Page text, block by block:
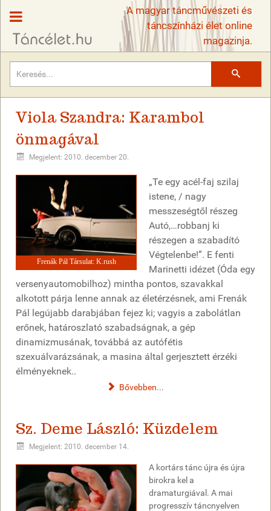
A magyar táncművészeti és
táncszínházi élet online
magazinja.
Viola Szandra: Karambol
önmagával
Megjelent: 2010. december 20.
Frenák Pál Társulat: K.rush
„Te egy acél-faj szilaj
istene, / nagy
messzeségtől részeg
Autó,…robbanj ki
részegen a szabadító
Végtelenbe!”. E fenti
Marinetti idézet (Óda egy
versenyautomobilhoz) mintha pontos, szavakkal
alkotott párja lenne annak az életérzésnek, ami Frenák
Pál legújabb darabjában fejez ki; vagyis a zabolátlan
erőnek, határoszlató szabadságnak, a gép
dinamizmusának, továbbá az autófétis
szexuálvarázsának, a masina által gerjesztett érzéki
élményeknek..
Bővebben...
Sz. Deme László: Küzdelem
Megjelent: 2010. december 14.
A kortárs tánc újra és újra
birokra kel a
dramaturgiával. A mai
progresszív táncnyelven